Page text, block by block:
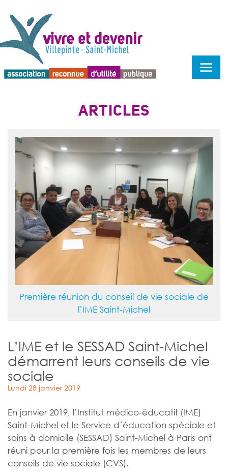
ARTICLES
Première réunion du conseil de vie sociale de
l’IME Saint-Michel
L’IME et le SESSAD Saint-Michel
démarrent leurs conseils de vie
sociale
Lundi 28 janvier 2019
En janvier 2019, l’Institut médico-éducatif (IME)
Saint-Michel et le Service d’éducation spéciale et
soins à domicile (SESSAD) Saint-Michel à Paris ont
réuni pour la première fois les membres de leurs
conseils de vie sociale (CVS).